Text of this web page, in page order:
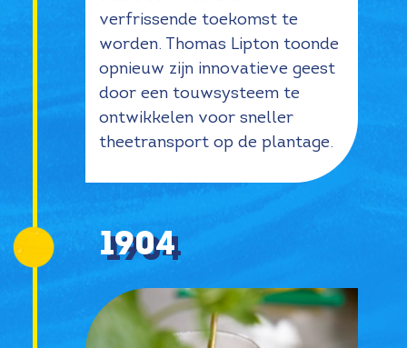
verfrissende toekomst te
worden. Thomas Lipton toonde
opnieuw zijn innovatieve geest
door een touwsysteem te
ontwikkelen voor sneller
theetransport op de plantage.
1904